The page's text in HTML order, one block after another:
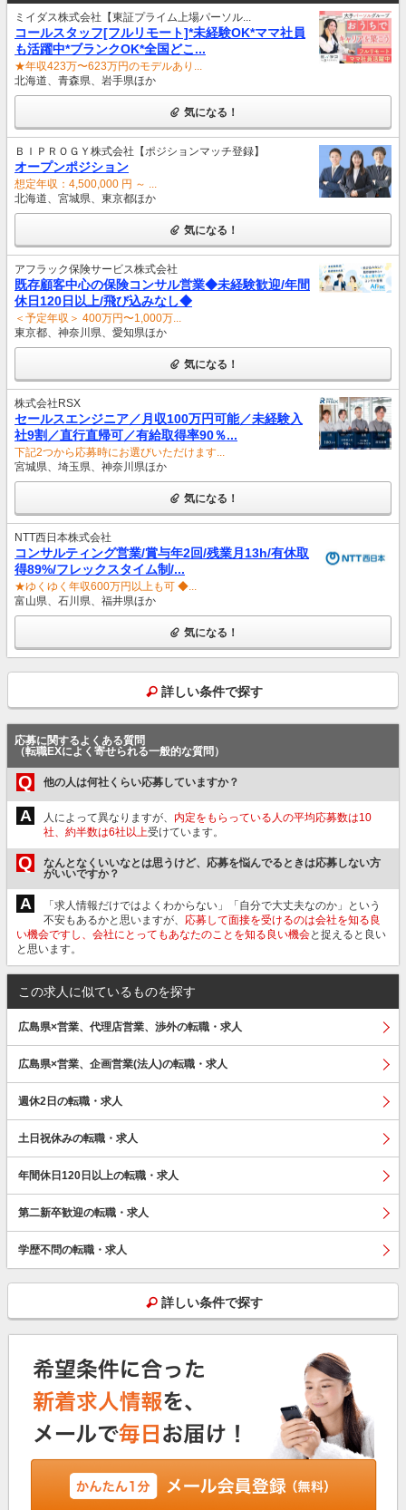
ミイダス株式会社【東証プライム上場パーソル...
コールスタッフ[フルリモート]*未経験OK*ママ社員
も活躍中*ブランクOK*全国どこ...
★年収423万〜623万円のモデルあり...
北海道、青森県、岩手県ほか
気になる！
ＢＩＰＲＯＧＹ株式会社【ポジションマッチ登録】
オープンポジション
想定年収：4,500,000 円 ～ ...
北海道、宮城県、東京都ほか
気になる！
アフラック保険サービス株式会社
既存顧客中心の保険コンサル営業◆未経験歓迎/年間
休日120日以上/飛び込みなし◆
＜予定年収＞ 400万円〜1,000万...
東京都、神奈川県、愛知県ほか
気になる！
株式会社RSX
セールスエンジニア／月収100万円可能／未経験入
社9割／直行直帰可／有給取得率90％...
下記2つから応募時にお選びいただけます...
宮城県、埼玉県、神奈川県ほか
気になる！
NTT西日本株式会社
コンサルティング営業/賞与年2回/残業月13h/有休取
得89%/フレックスタイム制/...
★ゆくゆく年収600万円以上も可 ◆...
富山県、石川県、福井県ほか
気になる！
詳しい条件で探す
応募に関するよくある質問
（転職EXによく寄せられる一般的な質問）
Q 他の人は何社くらい応募していますか？
A 人によって異なりますが、 内定をもらっている人の平均応募数は10
社、約半数は6社以上受けています。
Q
なんとなくいいなとは思うけど、応募を悩んでるときは応募しない方
がいいですか？
A
「求人情報だけではよくわからない」「自分で大丈夫なのか」という
不安もあるかと思いますが、 応募して面接を受けるのは会社を知る良
い機会ですし、会社にとってもあなたのことを知る良い機会と捉えると良い
と思います。
この求人に似ているものを探す
広島県×営業、代理店営業、渉外の転職・求人
広島県×営業、企画営業(法人)の転職・求人
週休2日の転職・求人
土日祝休みの転職・求人
年間休日120日以上の転職・求人
第二新卒歓迎の転職・求人
学歴不問の転職・求人
詳しい条件で探す